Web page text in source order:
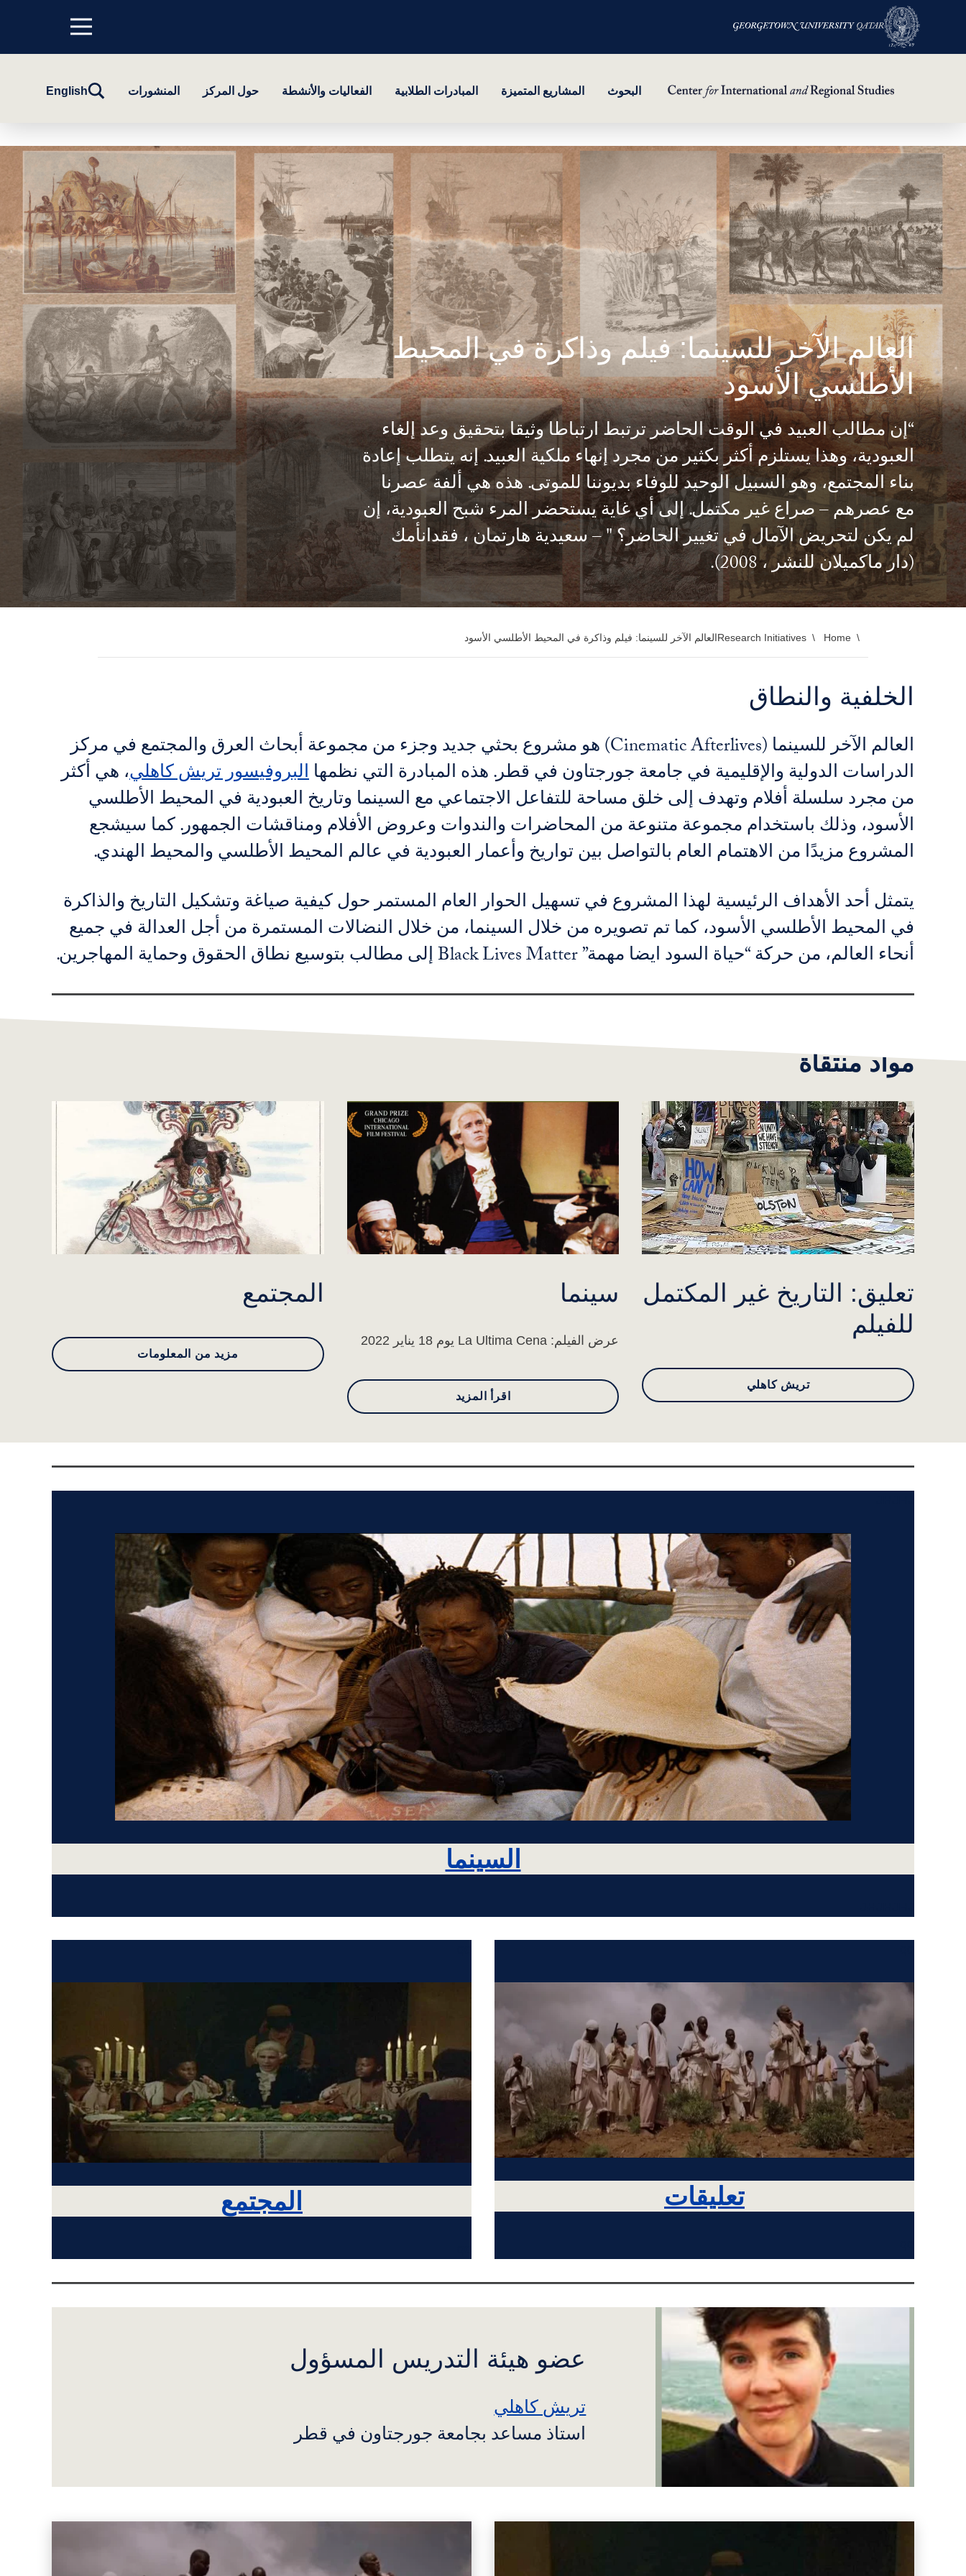
تخطي
إلى
المحتوى
الرئيسي
Menu
top
البحوث المشاريع المتميزة المبادرات الطلابية الفعاليات والأنشطة حول المركز المنشورات
تبديلEnglish
العالم
الآخر
للسينما:
فيلم
وذاكرة
في
المحيط
الأطلسي
الأسود
العالم الآخر للسينما: فيلم وذاكرة في المحيط
الأطلسي الأسود
“إن مطالب العبيد في الوقت الحاضر ترتبط ارتباطا وثيقا بتحقيق وعد إلغاء
العبودية، وهذا يستلزم أكثر بكثير من مجرد إنهاء ملكية العبيد. إنه يتطلب إعادة
بناء المجتمع، وهو السبيل الوحيد للوفاء بديوننا للموتى. هذه هي ألفة عصرنا
مع عصرهم – صراع غير مكتمل. إلى أي غاية يستحضر المرء شبح العبودية، إن
لم يكن لتحريض الآمال في تغيير الحاضر؟ " – سعيدية هارتمان ، فقدانأمك
(دار ماكميلان للنشر ، 2008).
Home
Research Initiativesالعالم الآخر للسينما: فيلم وذاكرة في المحيط الأطلسي الأسود
الخلفية والنطاق
العالم الآخر للسينما (Cinematic Afterlives) هو مشروع بحثي جديد وجزء من مجموعة أبحاث العرق والمجتمع في مركز
الدراسات الدولية والإقليمية في جامعة جورجتاون في قطر. هذه المبادرة التي نظمهاالبروفيسور تريش كاهلي، هي أكثر
من مجرد سلسلة أفلام وتهدف إلى خلق مساحة للتفاعل الاجتماعي مع السينما وتاريخ العبودية في المحيط الأطلسي
الأسود، وذلك باستخدام مجموعة متنوعة من المحاضرات والندوات وعروض الأفلام ومناقشات الجمهور. كما سيشجع
المشروع مزيدًا من الاهتمام العام بالتواصل بين تواريخ وأعمار العبودية في عالم المحيط الأطلسي والمحيط الهندي.
يتمثل أحد الأهداف الرئيسية لهذا المشروع في تسهيل الحوار العام المستمر حول كيفية صياغة وتشكيل التاريخ والذاكرة
في المحيط الأطلسي الأسود، كما تم تصويره من خلال السينما، من خلال النضالات المستمرة من أجل العدالة في جميع
أنحاء العالم، من حركة “حياة السود ايضا مهمة” Black Lives Matter إلى مطالب بتوسيع نطاق الحقوق وحماية المهاجرين.
مواد منتقاة
تعليق: التاريخ غير المكتمل
للفيلم
تريش كاهلي
سينما
عرض الفيلم: La Ultima Cena يوم 18 يناير 2022
اقرأ المزيد
المجتمع
مزيد من المعلومات
السينما
تعليقات المجتمع
عضو هيئة التدريس المسؤول
تريش كاهلي
استاذ مساعد بجامعة جورجتاون في قطر